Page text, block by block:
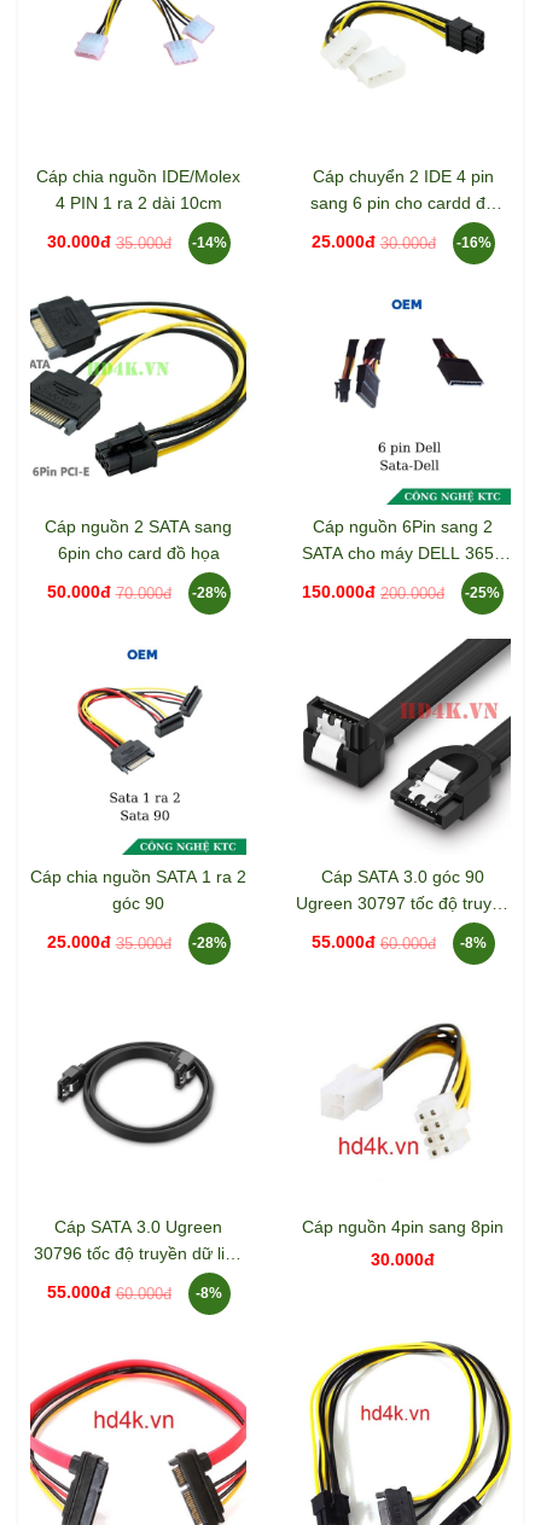
Cáp chia nguồn IDE/Molex
4 PIN 1 ra 2 dài 10cm
30.000đ 35.000đ -14%
Cáp chuyển 2 IDE 4 pin
sang 6 pin cho cardd đồ
25.000đ 30.000đ -16%
Cáp nguồn 2 SATA sang
6pin cho card đồ họa
50.000đ 70.000đ -28%
Cáp nguồn 6Pin sang 2
SATA cho máy DELL 3653
150.000đ 200.000đ -25%
Cáp chia nguồn SATA 1 ra 2
góc 90
25.000đ 35.000đ -28%
Cáp SATA 3.0 góc 90
Ugreen 30797 tốc độ truyền
55.000đ 60.000đ -8%
Cáp SATA 3.0 Ugreen
30796 tốc độ truyền dữ liệu
55.000đ 60.000đ -8%
Cáp nguồn 4pin sang 8pin
30.000đ